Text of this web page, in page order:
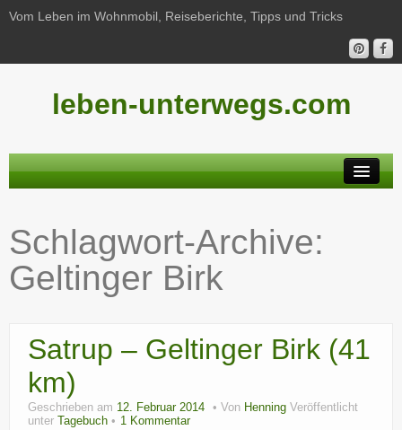
Vom Leben im Wohnmobil, Reiseberichte, Tipps und Tricks
leben-unterwegs.com
Reiseberichte
Unterwegs
Freizeit
Wohnmobil-Technik
?
Schlagwort-Archive:
Geltinger Birk
Satrup – Geltinger Birk (41
km)
Geschrieben am 12. Februar 2014 Von Henning Veröffentlicht
unter
Tagebuch 1 Kommentar